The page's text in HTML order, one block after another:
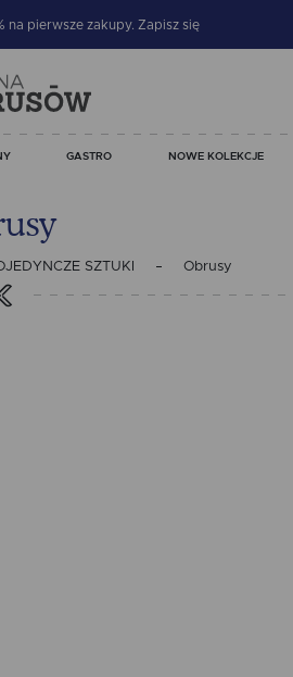
na pierwsze zakupy. Zapisz się
GASTRO NOWE KOLEKCJE
SZTUKI Obrusy